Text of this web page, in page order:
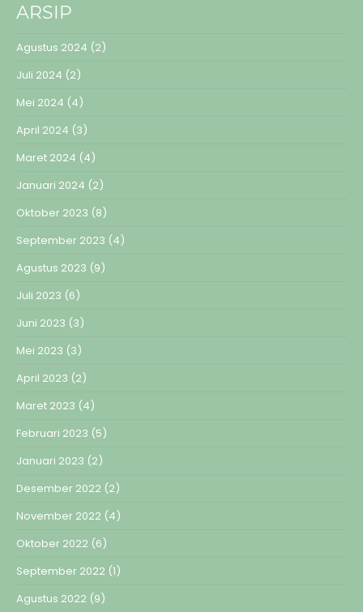
ARSIP
Agustus 2024 (2)
Juli 2024 (2)
Mei 2024 (4)
April 2024 (3)
Maret 2024 (4)
Januari 2024 (2)
Oktober 2023 (8)
September 2023 (4)
Agustus 2023 (9)
Juli 2023 (6)
Juni 2023 (3)
Mei 2023 (3)
April 2023 (2)
Maret 2023 (4)
Februari 2023 (5)
Januari 2023 (2)
Desember 2022 (2)
November 2022 (4)
Oktober 2022 (6)
September 2022 (1)
Agustus 2022 (9)